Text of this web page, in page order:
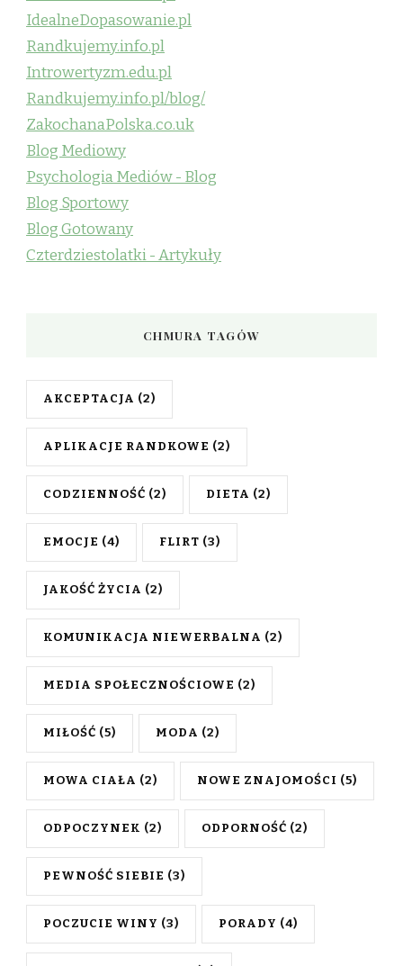
IdealneDopasowanie.pl
Randkujemy.info.pl
Introwertyzm.edu.pl
Randkujemy.info.pl/blog/
ZakochanaPolska.co.uk
Blog Mediowy
Psychologia Mediów - Blog
Blog Sportowy
Blog Gotowany
Czterdziestolatki - Artykuły
CHMURA TAGÓW
AKCEPTACJA (2)
APLIKACJE RANDKOWE (2)
CODZIENNOŚĆ (2) DIETA (2)
EMOCJE (4) FLIRT (3)
JAKOŚĆ ŻYCIA (2)
KOMUNIKACJA NIEWERBALNA (2)
MEDIA SPOŁECZNOŚCIOWE (2)
MIŁOŚĆ (5) MODA (2)
MOWA CIAŁA (2) NOWE ZNAJOMOŚCI (5)
ODPOCZYNEK (2) ODPORNOŚĆ (2)
PEWNOŚĆ SIEBIE (3)
POCZUCIE WINY (3) PORADY (4)